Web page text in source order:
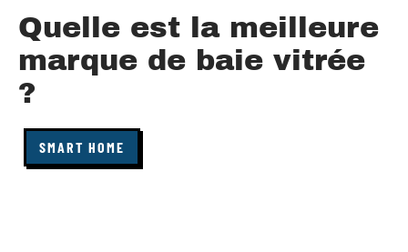
Quelle est la meilleure
marque de baie vitrée
?
SMART HOME